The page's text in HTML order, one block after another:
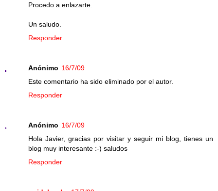
Procedo a enlazarte.
Un saludo.
Responder
Anónimo 16/7/09
Este comentario ha sido eliminado por el autor.
Responder
Anónimo 16/7/09
Hola Javier, gracias por visitar y seguir mi blog, tienes un
blog muy interesante :-) saludos
Responder